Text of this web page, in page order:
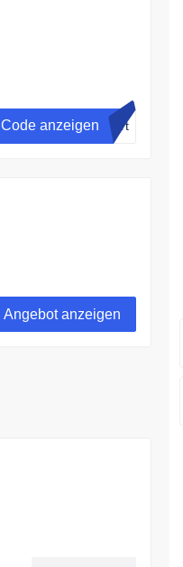
Code anzeigen iert
Angebot anzeigen